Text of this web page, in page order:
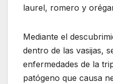
laurel, romero y
Mediante el
dentro de las vasijas,
enfermedades de la
patógeno que causa